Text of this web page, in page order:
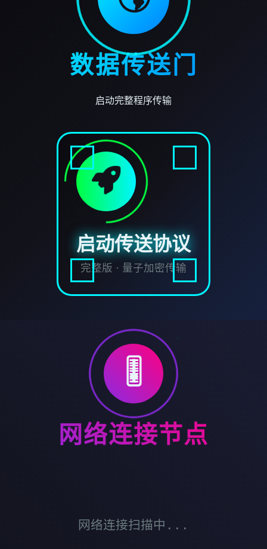
数据传送门
启动完整程序传输
启动传送协议
完整版 · 量子加密传输
🎚️
网络连接节点
网络连接扫描中...